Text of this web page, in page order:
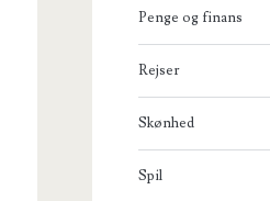
Penge og finans
Rejser
Skønhed
Spil